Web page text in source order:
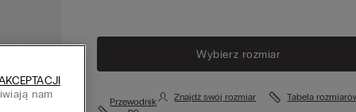
Wybierz rozmiar
Przewodnik
Znajdź swój rozmiar Tabela
nam